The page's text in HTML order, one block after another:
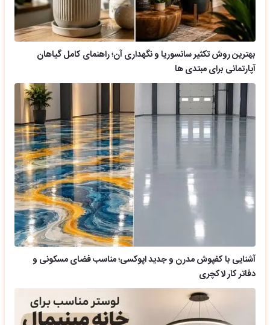
بهترین روش تکثیر سانسوریا و نگهداری آن؛ راهنمای کامل گیاهان
آپارتمانی برای مبتدی ها
آشنایی با کفپوش مدرن و جدید اپوکسی؛ مناسب فضای مسکونی و
دفاتر کار لاکچری